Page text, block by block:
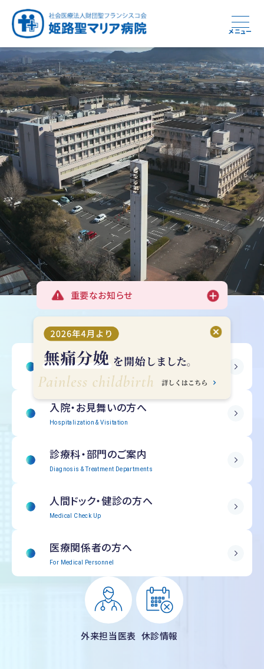
メニュー
健康と安心をあなたに
つなぎ続ける地域医療
周産期から終末期まで
地域を支える医療
急性期から回復期へと
つなぐ医療
学び・育てる医療
重要なお知らせ
受診される方へ
Outpatient Information
入院・お見舞いの方へ
Hospitalization & Visitation
診療科・部門のご案内
Diagnosis & Treatment Departments
人間ドック・健診の方へ
Medical Check Up
医療関係者の方へ
For Medical Personnel
外来担当医表 休診情報